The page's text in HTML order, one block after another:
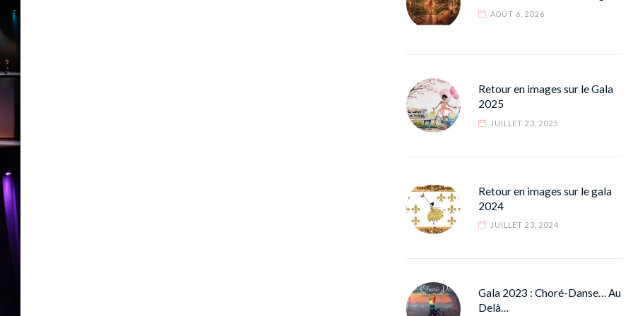
AOÛT 6, 2026
Retour en images sur le Gala
2025
JUILLET 23, 2025
Retour en images sur le gala
2024
JUILLET 23, 2024
Gala 2023 : Choré-Danse… Au
Delà…